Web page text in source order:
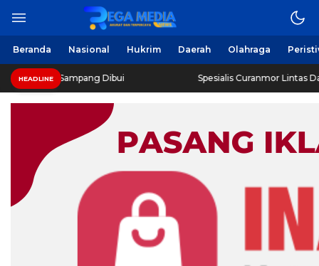
Beranda Nasional Hukrim Daerah Olahraga
HEADLINEDibui Spesialis Curanmor Lintas Daerah